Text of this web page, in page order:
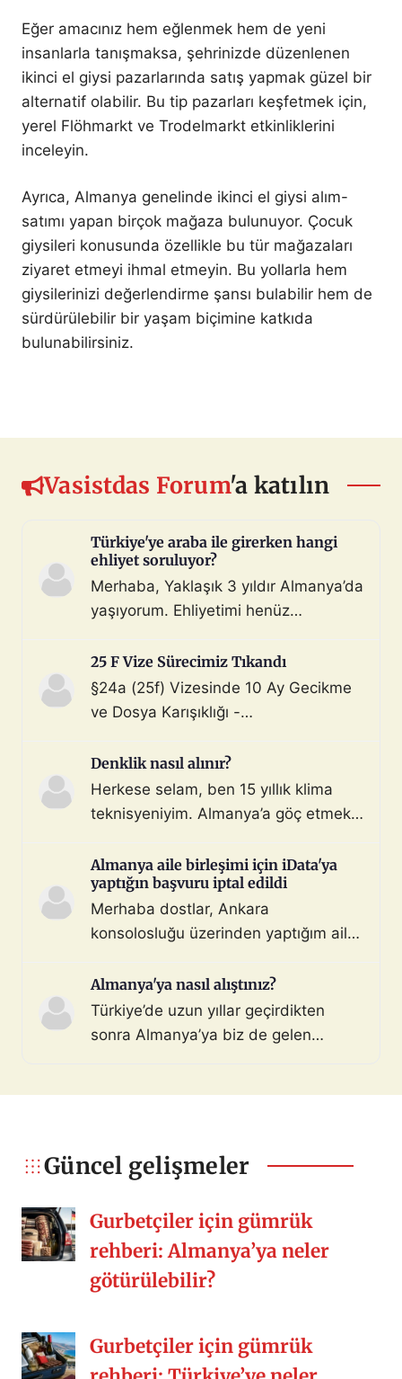
Eğer amacınız hem eğlenmek hem de yeni
insanlarla tanışmaksa, şehrinizde düzenlenen
ikinci el giysi pazarlarında satış yapmak güzel bir
alternatif olabilir. Bu tip pazarları keşfetmek için,
yerel Flöhmarkt ve Trodelmarkt etkinliklerini
inceleyin.
Ayrıca, Almanya genelinde ikinci el giysi alım-
satımı yapan birçok mağaza bulunuyor. Çocuk
giysileri konusunda özellikle bu tür mağazaları
ziyaret etmeyi ihmal etmeyin. Bu yollarla hem
giysilerinizi değerlendirme şansı bulabilir hem de
sürdürülebilir bir yaşam biçimine katkıda
bulunabilirsiniz.
Vasistdas Forum'a katılın
Türkiye'ye araba ile girerken hangi
ehliyet soruluyor?
Merhaba, Yaklaşık 3 yıldır Almanya’da
yaşıyorum. Ehliyetimi henüz
çoktan halletmem gerekiyordu ama
maalesef yapmadım). Diyelim ki bir
araç satın aldım ve gerekli tüm
ehliyeti olan biri aracı kullanarak beni
Türkiye sınır […]
25 F Vize Sürecimiz Tıkandı
§24a (25f) Vizesinde 10 Ay Gecikme
ve Dosya Karışıklığı -
Merhaba, §24a BeschV (Profesyonel
Sürücü) vize sürecimizde 10 ayı
geride bıraktık ve çıkmaza girdik.
Özeti: Başvuru: 29.08.2025 (İstanbul
iDATA - Aile dahil). Dosyada […]
Denklik nasıl alınır?
Herkese selam, ben 15 yıllık klima
teknisyeniyim. Almanya’a göç etmek
topladım ve yeminli almanca tercüme
ettim. Bu konuda ya da iş bulma
konusunda destek ve önerilerinizi
bekliyorum. 3 gönderi - 3 katılımcı
Almanya aile birleşimi için iData'ya
yaptığın başvuru iptal edildi
Merhaba dostlar, Ankara
konsolosluğu üzerinden yaptığım aile
gösterilmeden iptal edildi. Yaklaşık 13
aydır randevu gün atamasını
bekliyordum. Geçen gün adam olmuş
Almanya'ya nasıl alıştınız?
Türkiye’de uzun yıllar geçirdikten
sonra Almanya’ya biz de gelen
kalıyor. O güzel arkadaşlıklar,
kalabalık sofralar, misafirperverlik,
[…]
Güncel gelişmeler
Gurbetçiler için gümrük
rehberi: Almanya’ya neler
götürülebilir?
Gurbetçiler için gümrük